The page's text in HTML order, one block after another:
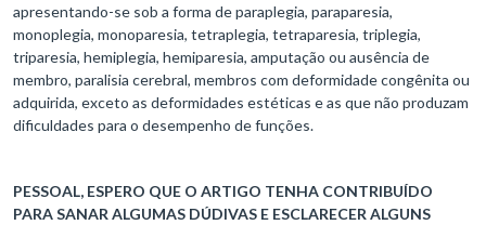
apresentando-se sob a forma de paraplegia, paraparesia,
monoplegia, monoparesia, tetraplegia, tetraparesia, triplegia,
triparesia, hemiplegia, hemiparesia, amputação ou ausência de
membro, paralisia cerebral, membros com deformidade congênita ou
adquirida, exceto as deformidades estéticas e as que não produzam
dificuldades para o desempenho de funções.
PESSOAL, ESPERO QUE O ARTIGO TENHA CONTRIBUÍDO
PARA SANAR ALGUMAS DÚDIVAS E ESCLARECER ALGUNS